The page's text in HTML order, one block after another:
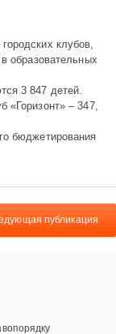
клубов,
образовательных
3 847 детей.
«Горизонт» – 347,
бюджетирования
публикация